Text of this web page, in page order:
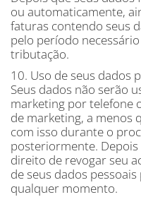
ou automaticamente,
faturas contendo seus
pelo período
tributação.
10. Uso de seus dados
Seus dados não serão
marketing por telefone
de marketing, a menos
com isso durante o
posteriormente.
direito de revogar seu
de seus dados
qualquer momento.